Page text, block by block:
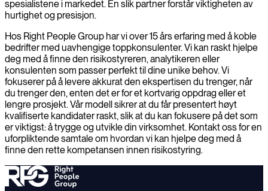
spesialistene i markedet. En slik partner forstår viktigheten av
hurtighet og presisjon.
Hos Right People Group har vi over 15 års erfaring med å koble
bedrifter med uavhengige toppkonsulenter. Vi kan raskt hjelpe
deg med å finne den risikostyreren, analytikeren eller
konsulenten som passer perfekt til dine unike behov. Vi
fokuserer på å levere akkurat den ekspertisen du trenger, når
du trenger den, enten det er for et kortvarig oppdrag eller et
lengre prosjekt. Vår modell sikrer at du får presentert høyt
kvalifiserte kandidater raskt, slik at du kan fokusere på det som
er viktigst: å trygge og utvikle din virksomhet. Kontakt oss for en
uforpliktende samtale om hvordan vi kan hjelpe deg med å
finne den rette kompetansen innen risikostyring.